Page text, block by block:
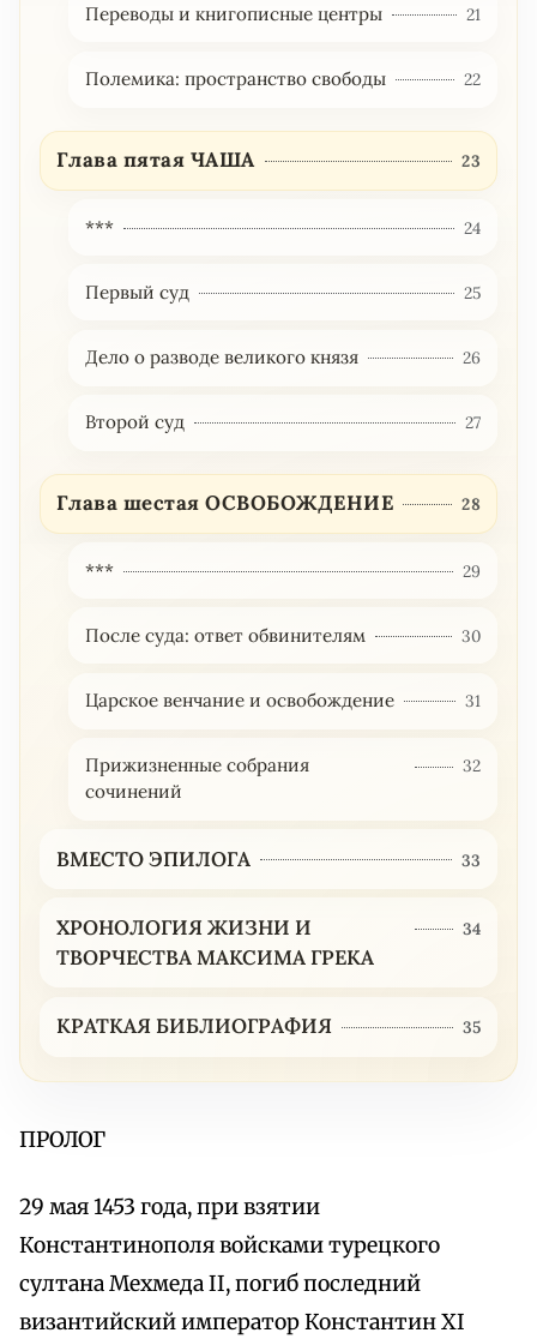
Переводы и книгописные центры 21
Полемика: пространство свободы 22
Глава пятая ЧАША 23
*** 24
Первый суд 25
Дело о разводе великого князя 26
Второй суд 27
Глава шестая ОСВОБОЖДЕНИЕ 28
*** 29
После суда: ответ обвинителям 30
Царское венчание и освобождение 31
Прижизненные собрания
сочинений
32
ВМЕСТО ЭПИЛОГА 33
ХРОНОЛОГИЯ ЖИЗНИ И
ТВОРЧЕСТВА МАКСИМА ГРЕКА
34
КРАТКАЯ БИБЛИОГРАФИЯ 35
ПРОЛОГ
29 мая 1453 года, при взятии
Константинополя войсками турецкого
султана Мехмеда II, погиб последний
византийский император Константин XI